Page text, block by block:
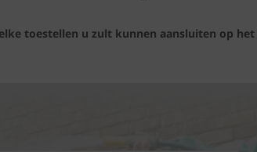
toestellen u zult kunnen aansluiten op